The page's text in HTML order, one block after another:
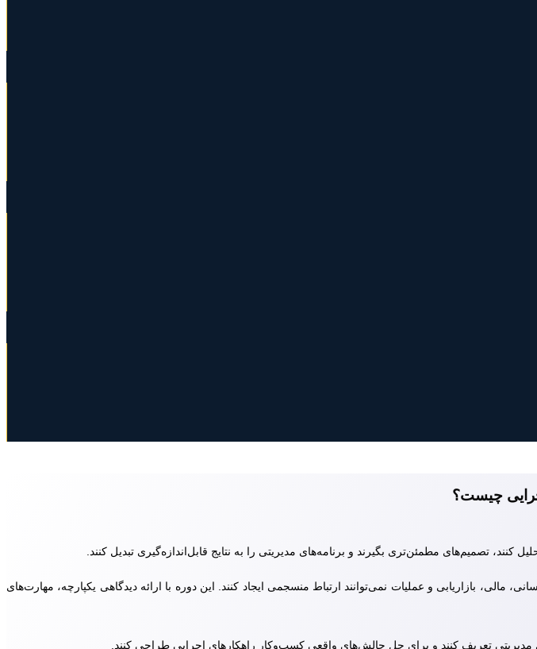
چیست؟
تصمیم‌های مطمئن‌تری بگیرند و برنامه‌های مدیریتی را به نتایج قابل‌اندازه‌گیری تبدیل کنند.
مالی، بازاریابی و عملیات نمی‌توانند ارتباط منسجمی ایجاد کنند. این دوره با ارائه دیدگاهی یکپارچه، مهارت‌های
مدیریتی تعریف کنند و برای حل چالش‌های واقعی کسب‌وکار راهکارهای اجرایی طراحی کنند.